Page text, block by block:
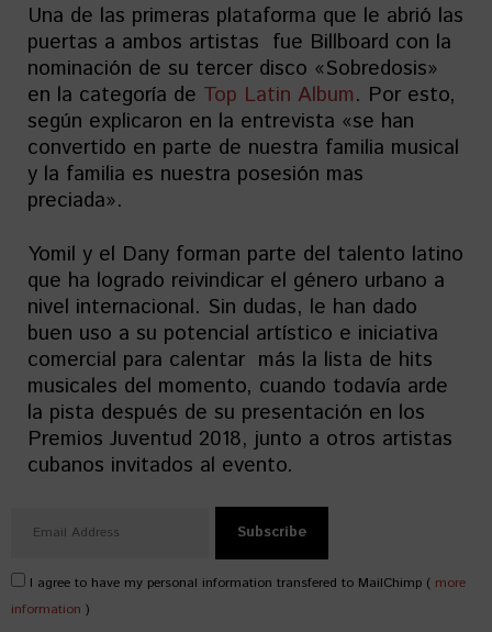
Una de las primeras plataforma que le abrió las
puertas a ambos artistas fue Billboard con la
nominación de su tercer disco «Sobredosis»
en la categoría de Top Latin Album. Por esto,
según explicaron en la entrevista «se han
convertido en parte de nuestra familia musical
y la familia es nuestra posesión mas
preciada».
Yomil y el Dany forman parte del talento latino
que ha logrado reivindicar el género urbano a
nivel internacional. Sin dudas, le han dado
buen uso a su potencial artístico e iniciativa
comercial para calentar más la lista de hits
musicales del momento, cuando todavía arde
la pista después de su presentación en los
Premios Juventud 2018, junto a otros artistas
cubanos invitados al evento.
I agree to have my personal information transfered to MailChimp ( more
information )